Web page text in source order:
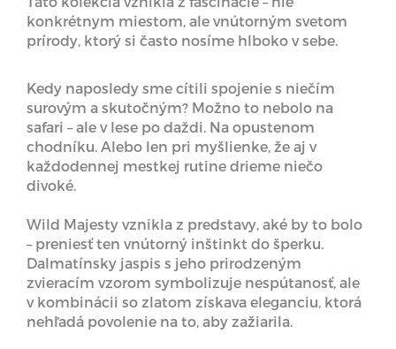
konkrétnym miestom, ale vnútorným svetom
prírody, ktorý si často nosíme hlboko v sebe.
Kedy naposledy sme cítili spojenie s niečím
surovým a skutočným? Možno to nebolo na
safari – ale v lese po daždi. Na opustenom
chodníku. Alebo len pri myšlienke, že aj v
každodennej mestkej rutine drieme niečo
divoké.
Wild Majesty vznikla z predstavy, aké by to bolo
– preniesť ten vnútorný inštinkt do šperku.
Dalmatínsky jaspis s jeho prirodzeným
zvieracím vzorom symbolizuje nespútanosť, ale
v kombinácii so zlatom získava eleganciu, ktorá
nehľadá povolenie na to, aby zažiarila.